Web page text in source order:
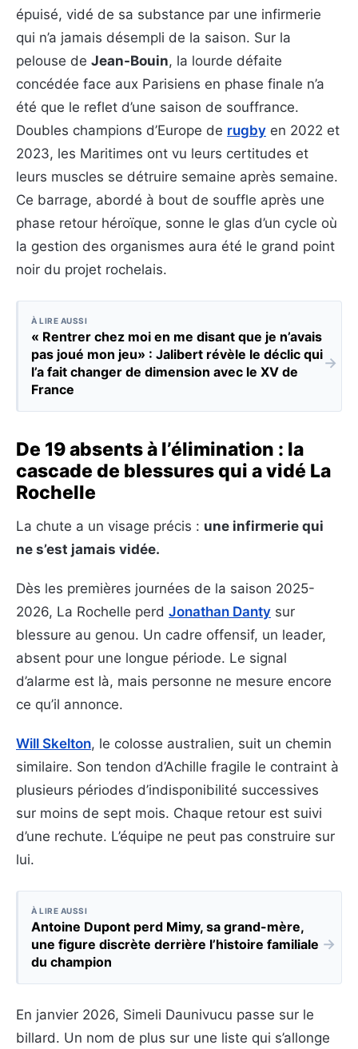
épuisé, vidé de sa substance par une infirmerie
qui n’a jamais désempli de la saison. Sur la
pelouse de Jean-Bouin, la lourde défaite
concédée face aux Parisiens en phase finale n’a
été que le reflet d’une saison de souffrance.
Doubles champions d’Europe de rugby en 2022 et
2023, les Maritimes ont vu leurs certitudes et
leurs muscles se détruire semaine après semaine.
Ce barrage, abordé à bout de souffle après une
phase retour héroïque, sonne le glas d’un cycle où
la gestion des organismes aura été le grand point
noir du projet rochelais.
À LIRE AUSSI
« Rentrer chez moi en me disant que je n’avais
pas joué mon jeu» : Jalibert révèle le déclic qui
l’a fait changer de dimension avec le XV de
France
→
De 19 absents à l’élimination : la
cascade de blessures qui a vidé La
Rochelle
La chute a un visage précis : une infirmerie qui
ne s’est jamais vidée.
Dès les premières journées de la saison 2025-
2026, La Rochelle perd Jonathan Danty sur
blessure au genou. Un cadre offensif, un leader,
absent pour une longue période. Le signal
d’alarme est là, mais personne ne mesure encore
ce qu’il annonce.
Will Skelton, le colosse australien, suit un chemin
similaire. Son tendon d’Achille fragile le contraint à
plusieurs périodes d’indisponibilité successives
sur moins de sept mois. Chaque retour est suivi
d’une rechute. L’équipe ne peut pas construire sur
lui.
À LIRE AUSSI
Antoine Dupont perd Mimy, sa grand-mère,
une figure discrète derrière l’histoire familiale
du champion
→
En janvier 2026, Simeli Daunivucu passe sur le
billard. Un nom de plus sur une liste qui s’allonge